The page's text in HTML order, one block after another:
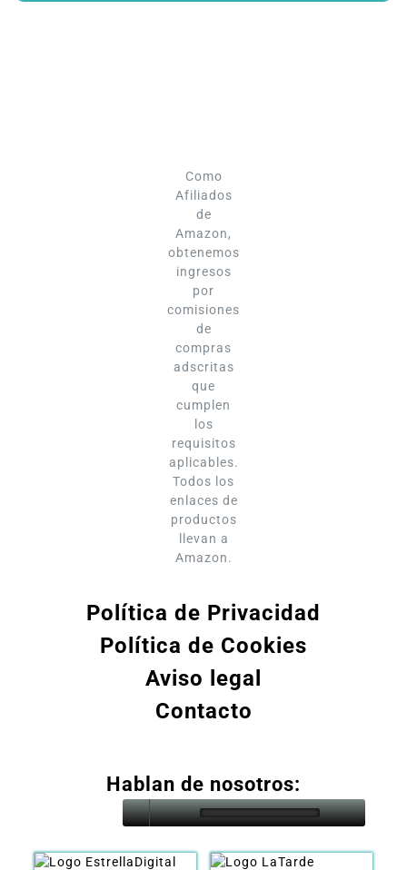
Como
Afiliados
de
Amazon,
obtenemos
ingresos
por
comisiones
de
compras
adscritas
que
cumplen
los
requisitos
aplicables.
Todos los
enlaces de
productos
llevan a
Amazon.
Política de Privacidad
Política de Cookies
Aviso legal
Contacto
Hablan de nosotros: